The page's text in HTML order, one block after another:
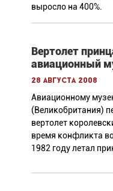
выросло на 400%.
Вертолет
авиационный
28 августа 2008
Авиационному
(Великобритания)
вертолет
время конфликта
1982 году летал